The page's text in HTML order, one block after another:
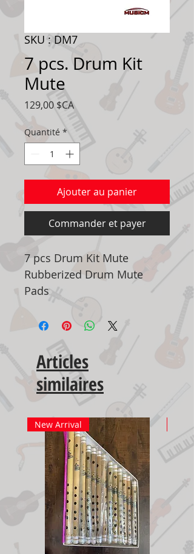
SKU : DM7
7 pcs. Drum Kit
Mute
129,00 $CAPrix
Quantité *
Ajouter au panier
Commander et payer
7 pcs Drum Kit Mute
Rubberized Drum Mute
Pads
Articles
similaires
New Arrival